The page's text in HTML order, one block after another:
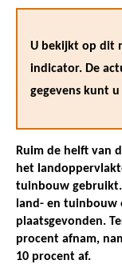
U bekijkt op dit
indicator. De
gegevens kunt u
Ruim de helft van
het
tuinbouw gebruikt.
land- en tuinbouw
plaatsgevonden.
procent afnam,
10 procent af.